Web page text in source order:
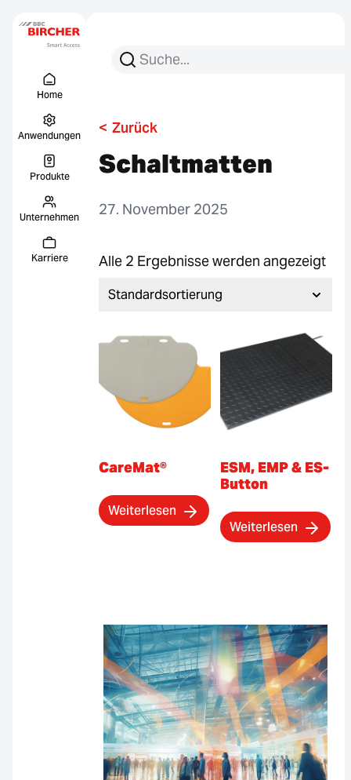
Home
Anwendungen
Produkte
Unternehmen
Karriere
Suchen Sie nach:
Suche
< Zurück
Schaltmatten
27. November 2025
Alle 2 Ergebnisse werden angezeigt
CareMat®
Weiterlesen
ESM, EMP & ES-
Button
Weiterlesen